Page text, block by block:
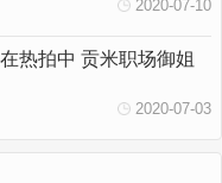
2020-07-10
热拍中 贡米职场御姐
2020-07-03